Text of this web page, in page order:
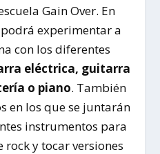
GainOver. En
experimentar a
con los diferentes
eléctrica, guitarra
o piano. También
en los que se juntarán
instrumentos para
y tocar versiones